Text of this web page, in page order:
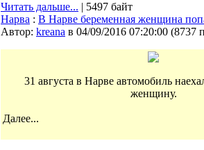
Читать дальше... | 5497 байт
Нарва : В Нарве беременная женщина
Автор: kreana в 04/09/2016 07:20:00 (8737
31 августа в Нарве автомобиль
женщину.
Далее...